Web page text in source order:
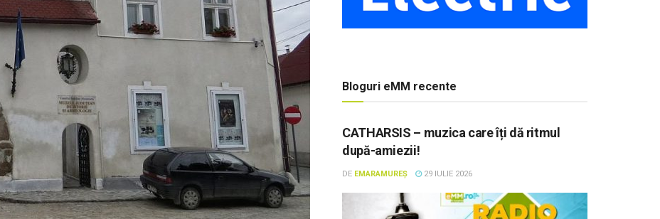
Bloguri eMM recente
CATHARSIS – muzica care îți dă ritmul
după-amiezii!
DE EMARAMUREȘ 29 IULIE 2026